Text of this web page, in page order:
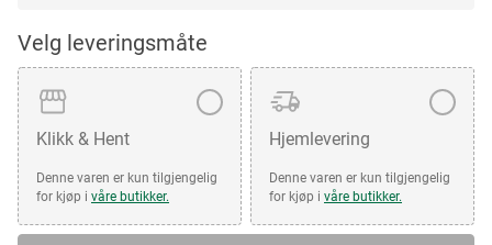
Velg leveringsmåte
Klikk & Hent
Denne varen er kun tilgjengelig
for kjøp i våre butikker.
Hjemlevering
Denne varen er kun tilgjengelig
for kjøp i våre butikker.